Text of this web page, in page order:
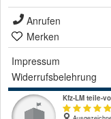
Anrufen
Merken
Impressum
Widerrufsbelehrung